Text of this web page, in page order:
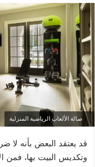
صالة الألعاب الرياضية المنزلية
قد يعتقد البعض بأنه لا
وتكديس البيت بها، فمن